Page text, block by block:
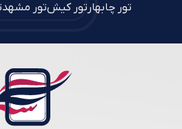
تور چابهار تور کیشتور مشهد